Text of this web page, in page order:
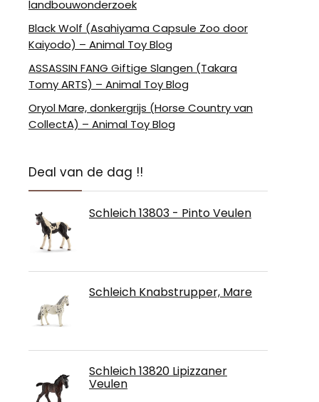
landbouwonderzoek
Black Wolf (Asahiyama Capsule Zoo door
Kaiyodo) – Animal Toy Blog
ASSASSIN FANG Giftige Slangen (Takara
Tomy ARTS) – Animal Toy Blog
Oryol Mare, donkergrijs (Horse Country van
CollectA) – Animal Toy Blog
Deal van de dag !!
Schleich 13803 - Pinto Veulen
Schleich Knabstrupper, Mare
Schleich 13820 Lipizzaner
Veulen